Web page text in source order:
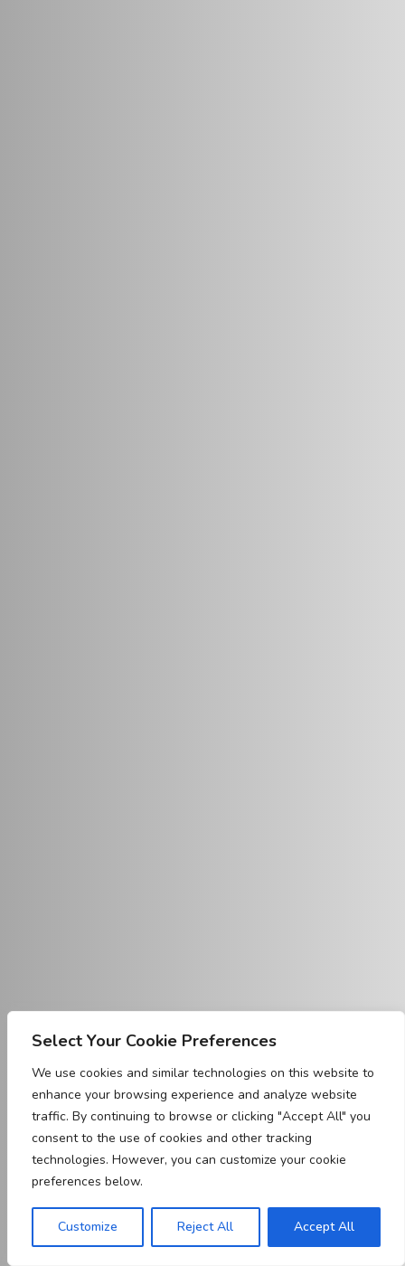
Select Your Cookie Preferences
We use cookies and similar technologies on this website to
enhance your browsing experience and analyze website
traffic. By continuing to browse or clicking "Accept All" you
consent to the use of cookies and other tracking
technologies. However, you can customize your cookie
preferences below.
Customize Reject All Accept All